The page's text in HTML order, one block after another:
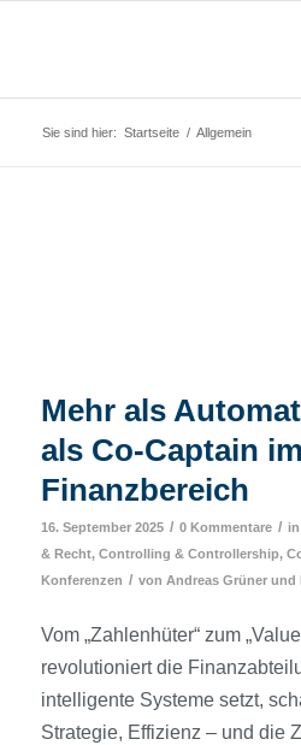
Sie sind hier: Startseite / Allgemein
Mehr als
als Co-Captain im
Finanzbereich
16. September 2025 / 0 Kommentare / in
& Recht, Controlling & Controllership,
Konferenzen / von Andreas Grünerund
Vom „Zahlenhüter“ zum
revolutioniert die
intelligente Systeme setzt,
Strategie, Effizienz – und die